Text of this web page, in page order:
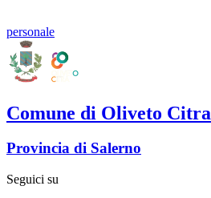
personale
Comune di Oliveto Citra
Provincia di Salerno
Seguici su